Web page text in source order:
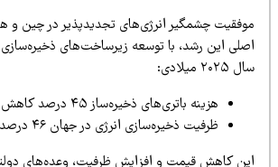
چشمگیر انرژی‌های تجدیدپذیر در چین و هند
این رشد، با توسعه زیرساخت‌های ذخیره‌سازی
هزینه‌ باتری‌های ذخیره‌ساز ۴۵ درصد کاهش یافت.
ظرفیت ذخیره‌سازی انرژی در جهان ۴۶ درصد رشد کرد.
کاهش قیمت و افزایش ظرفیت، وعده‌های دولتی